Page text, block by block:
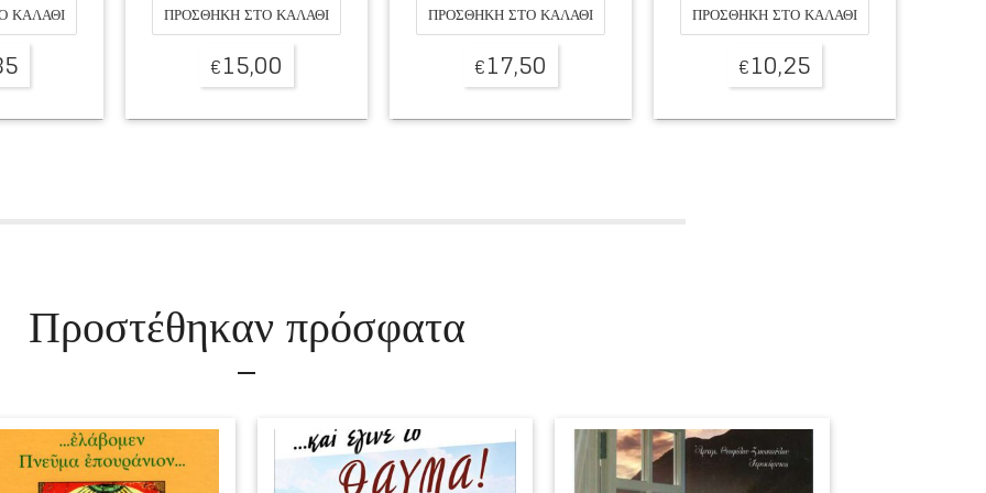
ΚΑΛΆΘΙ ΠΡΟΣΘΉΚΗ ΣΤΟ ΚΑΛΆΘΙ
€17,50
ΠΡΟΣΘΉΚΗ ΣΤΟ ΚΑΛΆΘΙ
€10,25
ΠΡΟΣΘΉΚΗ ΣΤΟ ΚΑΛΆΘΙ
€7,50
Προστέθηκαν πρόσφατα